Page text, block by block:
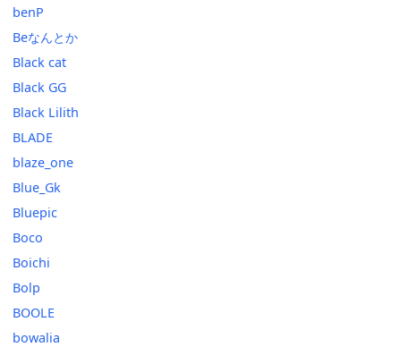
benP
Beなんとか
Black cat
Black GG
Black Lilith
BLADE
blaze_one
Blue_Gk
Bluepic
Boco
Boichi
Bolp
BOOLE
bowalia